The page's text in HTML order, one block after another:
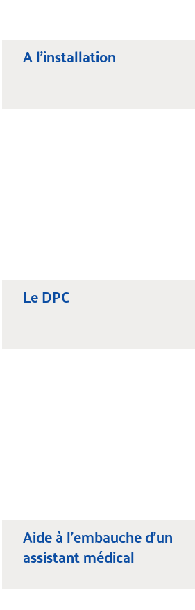
A l'installation
Le DPC
Aide à l’embauche d'un
assistant médical